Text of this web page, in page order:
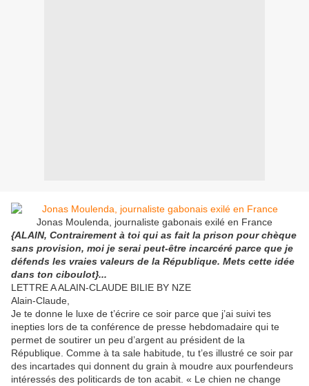
Jonas Moulenda, journaliste gabonais exilé en France
{ALAIN, Contrairement à toi qui as fait la prison pour chèque
sans provision, moi je serai peut-être incarcéré parce que je
défends les vraies valeurs de la République. Mets cette idée
dans ton ciboulot}...
LETTRE A ALAIN-CLAUDE BILIE BY NZE
Alain-Claude,
Je te donne le luxe de t’écrire ce soir parce que j’ai suivi tes
inepties lors de ta conférence de presse hebdomadaire qui te
permet de soutirer un peu d’argent au président de la
République. Comme à ta sale habitude, tu t’es illustré ce soir par
des incartades qui donnent du grain à moudre aux pourfendeurs
intéressés des politicards de ton acabit. « Le chien ne change